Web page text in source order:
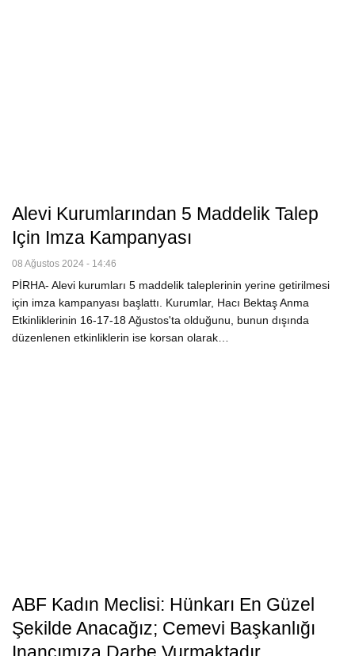
Alevi Kurumlarından 5 Maddelik Talep
Için Imza Kampanyası
08 Ağustos 2024 - 14:46
PİRHA- Alevi kurumları 5 maddelik taleplerinin yerine getirilmesi
için imza kampanyası başlattı. Kurumlar, Hacı Bektaş Anma
Etkinliklerinin 16-17-18 Ağustos'ta olduğunu, bunun dışında
düzenlenen etkinliklerin ise korsan olarak…
ABF Kadın Meclisi: Hünkarı En Güzel
Şekilde Anacağız; Cemevi Başkanlığı
Inancımıza Darbe Vurmaktadır